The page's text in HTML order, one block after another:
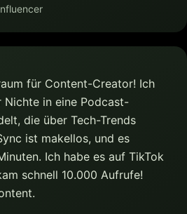
für Content-Creator! Ich
Nichte in eine Podcast-
die über Tech-Trends
ist makellos, und es
Ich habe es auf TikTok
schnell 10.000 Aufrufe!